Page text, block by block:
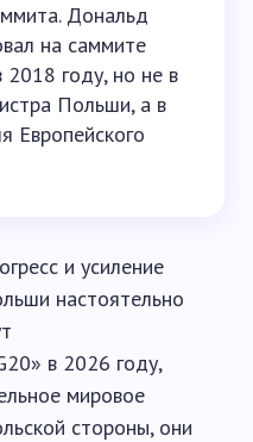
Дональд
на саммите
2018 году, но не в
Польши, а в
Европейского
и усиление
настоятельно
в 2026 году,
мировое
стороны, они